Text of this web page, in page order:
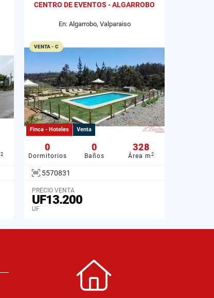
2
CENTRO DE EVENTOS - ALGARROBO
En: Algarrobo, Valparaiso
VENTA - C
Finca - Hoteles Venta
0
Dormitorios
0
Baños
328
Área m 2
5570831
PRECIO VENTA
UF13.200
UF